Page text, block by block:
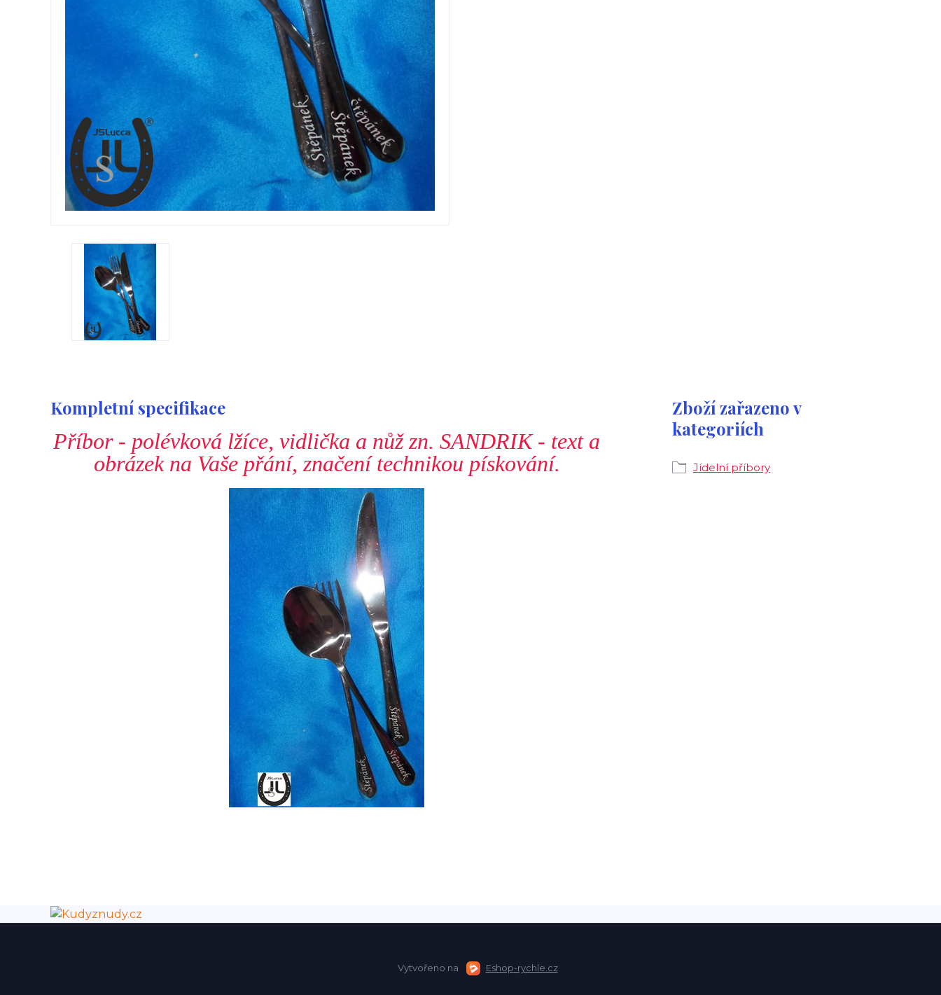
Kompletní specifikace
Příbor - polévková lžíce, vidlička a nůž zn. SANDRIK - text a
obrázek na Vaše přání, značení technikou pískování.
Zboží zařazeno v
kategoriích
Jídelní příbory
Vytvořeno na Eshop-rychle.cz